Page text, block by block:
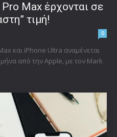
Max έρχονται σε
τιμή!
0
και iPhone Ultra αναμένεται
από την Apple, με τον Mark